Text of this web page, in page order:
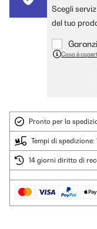
Scegli
del tuo
Cosa è
Pronto per la
Tempi di spedizione:
14 giorni diritto di